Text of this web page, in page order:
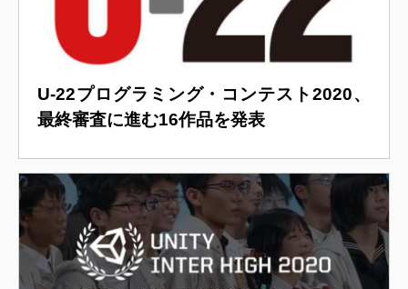
U-22プログラミング・コンテスト2020、
最終審査に進む16作品を発表